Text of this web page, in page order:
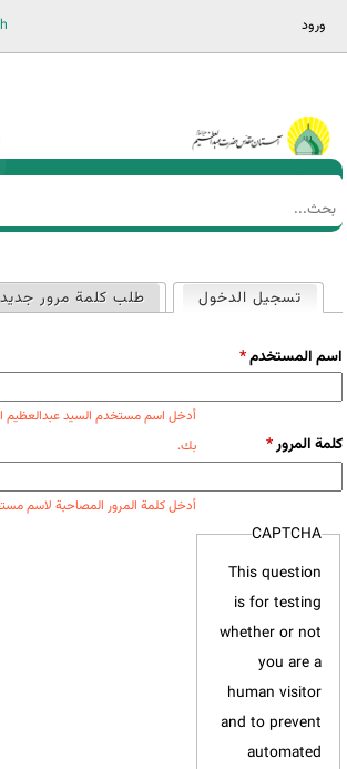
ورود
Main men-AR
استمارة
‏
الأساسية
تسجيل الدخول(علامة التبويب النشطة)
طلب كلمة مرور
‏اسم المستخدم ‏*
أدخل اسم مستخدم السید عبدالعظیم
بك.
‏كلمة المرور ‏*
أدخل كلمة المرور المصاحبة لاسم
CAPTCHA
This question
is for testing
whether or not
you are a
human visitor
and to prevent
automated